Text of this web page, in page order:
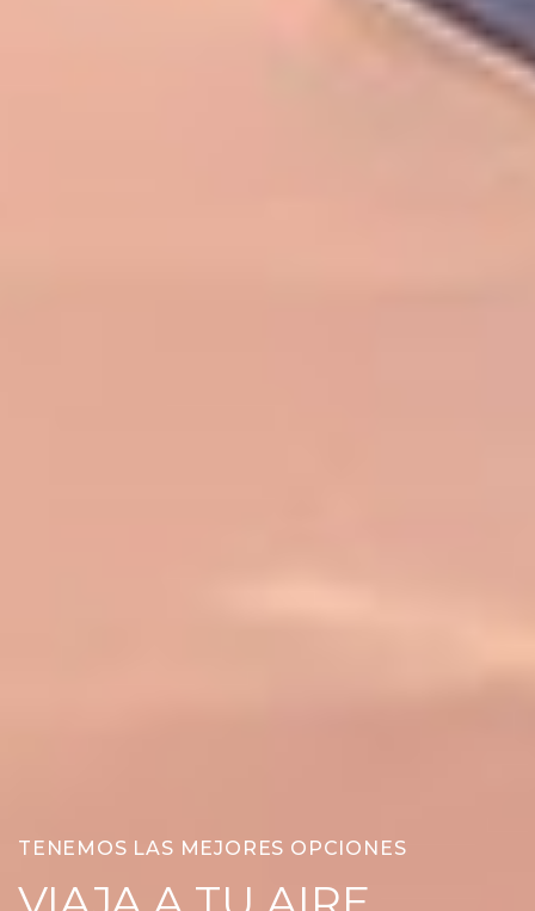
TENEMOS LAS MEJORES OPCIONES